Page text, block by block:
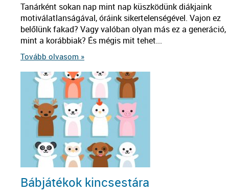
Tanárként sokan nap mint nap küszködünk diákjaink
motiválatlanságával, óráink sikertelenségével. Vajon ez
belőlünk fakad? Vagy valóban olyan más ez a generáció,
mint a korábbiak? És mégis mit tehet...
Tovább olvasom »
Bábjátékok kincsestára